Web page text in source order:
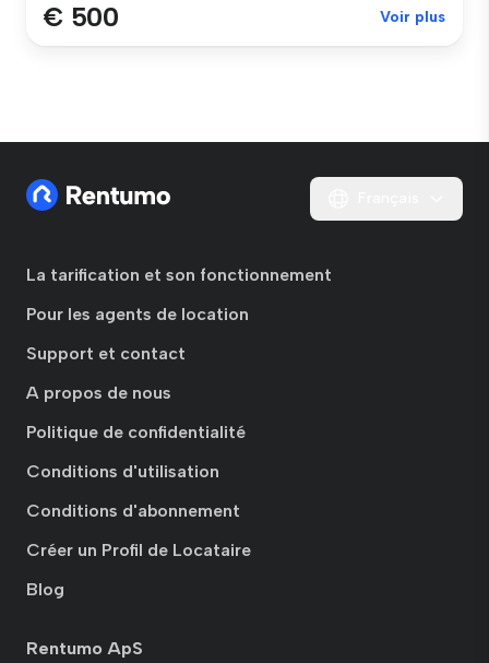
€ 500 Voir plus
La tarification et son fonctionnement
Pour les agents de location
Support et contact
A propos de nous
Politique de confidentialité
Conditions d'utilisation
Conditions d'abonnement
Créer un Profil de Locataire
Blog
Rentumo ApS